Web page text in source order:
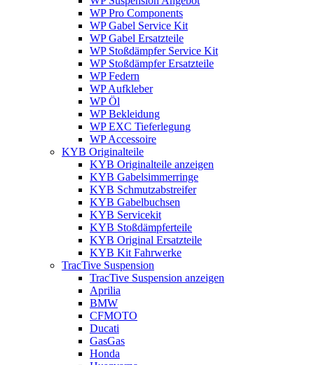
WP Pro Components
WP Gabel Service Kit
WP Gabel Ersatzteile
WP Stoßdämpfer Service Kit
WP Stoßdämpfer Ersatzteile
WP Federn
WP Aufkleber
WP Öl
WP Bekleidung
WP EXC Tieferlegung
WP Accessoire
KYB Originalteile
KYB Originalteile anzeigen
KYB Gabelsimmerringe
KYB Schmutzabstreifer
KYB Gabelbuchsen
KYB Servicekit
KYB Stoßdämpferteile
KYB Original Ersatzteile
KYB Kit Fahrwerke
TracTive Suspension
TracTive Suspension anzeigen
Aprilia
BMW
CFMOTO
Ducati
GasGas
Honda